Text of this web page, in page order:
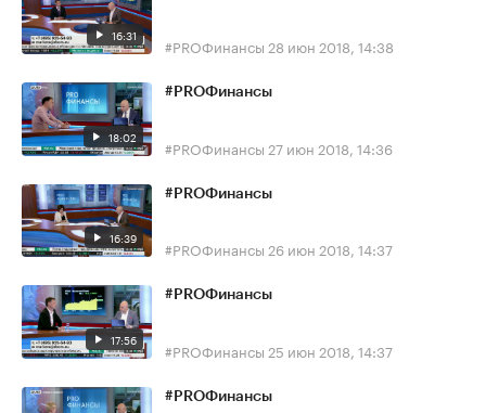
16:31 #PROФинансы 28 июн 2018, 14:38
18:02
#PROФинансы
#PROФинансы 27 июн 2018, 14:36
16:39
#PROФинансы
#PROФинансы 26 июн 2018, 14:37
17:56
#PROФинансы
#PROФинансы 25 июн 2018, 14:37
#PROФинансы